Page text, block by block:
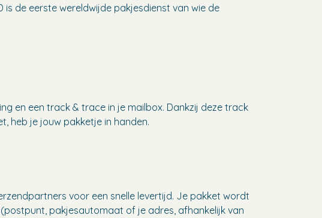
de eerste wereldwijde pakjesdienst van wie de
en een track & trace in je mailbox. Dankzij deze track
heb je jouw pakketje in handen.
voor een snelle levertijd. Je pakket wordt
pakjesautomaat of je adres, afhankelijk van